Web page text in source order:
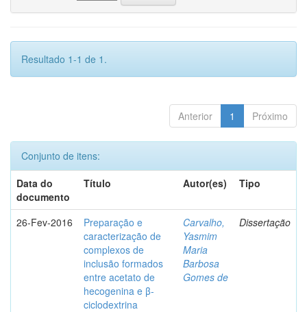
Resultado 1-1 de 1.
Anterior 1 Próximo
Conjunto de itens:
Data do
documento
Título Autor(es) Tipo
26-Fev-2016
Preparação e
caracterização de
complexos de
inclusão formados
entre acetato de
hecogenina e β-
ciclodextrina
Carvalho,
Yasmim
Maria
Barbosa
Gomes de
Dissertação